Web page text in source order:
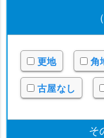
更地 角
古屋なし
そ